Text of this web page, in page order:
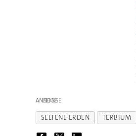
ANZEIGE
SELTENE ERDEN TERBIUM